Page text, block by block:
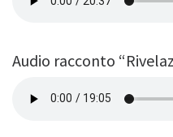
Audio racconto